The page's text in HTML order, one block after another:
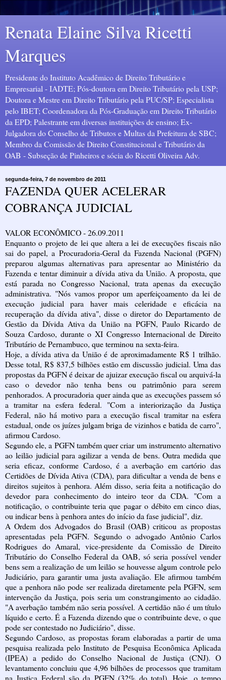
Renata Elaine Silva Ricetti
Marques
Presidente do Instituto Acadêmico de Direito Tributário e
Empresarial - IADTE; Pós-doutora em Direito Tributário pela USP;
Doutora e Mestre em Direito Tributário pela PUC/SP; Especialista
pelo IBET; Coordenadora da Pós-Graduação em Direito Tributário
da EPD; Palestrante em diversas instituições de ensino; Ex-
Julgadora do Conselho de Tributos e Multas da Prefeitura de SBC;
Membro da Comissão de Direito Constitucional e Tributário da
OAB - Subseção de Pinheiros e sócia do Ricetti Oliveira Adv.
segunda-feira, 7 de novembro de 2011
FAZENDA QUER ACELERAR
COBRANÇA JUDICIAL
VALOR ECONÔMICO - 26.09.2011
Enquanto o projeto de lei que altera a lei de execuções fiscais não
sai do papel, a Procuradoria-Geral da Fazenda Nacional (PGFN)
preparou algumas alternativas para apresentar ao Ministério da
Fazenda e tentar diminuir a dívida ativa da União. A proposta, que
está parada no Congresso Nacional, trata apenas da execução
administrativa. "Nós vamos propor um aperfeiçoamento da lei de
execução judicial para haver mais celeridade e eficácia na
recuperação da dívida ativa", disse o diretor do Departamento de
Gestão da Dívida Ativa da União na PGFN, Paulo Ricardo de
Souza Cardoso, durante o XI Congresso Internacional de Direito
Tributário de Pernambuco, que terminou na sexta-feira.
Hoje, a dívida ativa da União é de aproximadamente R$ 1 trilhão.
Desse total, R$ 837,5 bilhões estão em discussão judicial. Uma das
propostas da PGFN é deixar de ajuizar execução fiscal ou arquivá-la
caso o devedor não tenha bens ou patrimônio para serem
penhorados. A procuradoria quer ainda que as execuções passem só
a tramitar na esfera federal. "Com a interiorização da Justiça
Federal, não há motivo para a execução fiscal tramitar na esfera
estadual, onde os juízes julgam briga de vizinhos e batida de carro",
afirmou Cardoso.
Segundo ele, a PGFN também quer criar um instrumento alternativo
ao leilão judicial para agilizar a venda de bens. Outra medida que
seria eficaz, conforme Cardoso, é a averbação em cartório das
Certidões de Dívida Ativa (CDA), para dificultar a venda de bens e
direitos sujeitos à penhora. Além disso, seria feita a notificação do
devedor para conhecimento do inteiro teor da CDA. "Com a
notificação, o contribuinte teria que pagar o débito em cinco dias,
ou indicar bens à penhora antes do início da fase judicial", diz.
A Ordem dos Advogados do Brasil (OAB) criticou as propostas
apresentadas pela PGFN. Segundo o advogado Antônio Carlos
Rodrigues do Amaral, vice-presidente da Comissão de Direito
Tributário do Conselho Federal da OAB, só seria possível vender
bens sem a realização de um leilão se houvesse algum controle pelo
Judiciário, para garantir uma justa avaliação. Ele afirmou também
que a penhora não pode ser realizada diretamente pela PGFN, sem
intervenção da Justiça, pois seria um constrangimento ao cidadão.
"A averbação também não seria possível. A certidão não é um título
líquido e certo. É a Fazenda dizendo que o contribuinte deve, o que
pode ser contestado no Judiciário", disse.
Segundo Cardoso, as propostas foram elaboradas a partir de uma
pesquisa realizada pelo Instituto de Pesquisa Econômica Aplicada
(IPEA) a pedido do Conselho Nacional de Justiça (CNJ). O
levantamento concluiu que 4,96 bilhões de processos que tramitam
na Justiça Federal são da PGFN (32% do total). Hoje, o tempo